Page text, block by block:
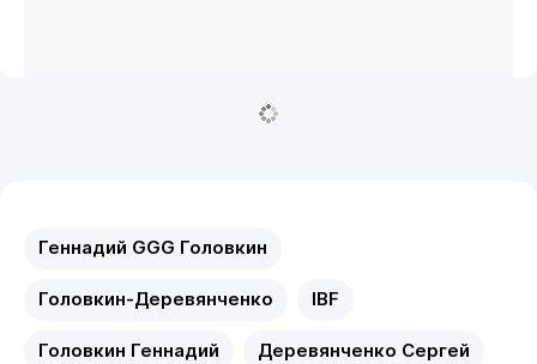
Геннадий GGG Головкин
Головкин-Деревянченко IBF
Головкин Геннадий Деревянченко Сергей